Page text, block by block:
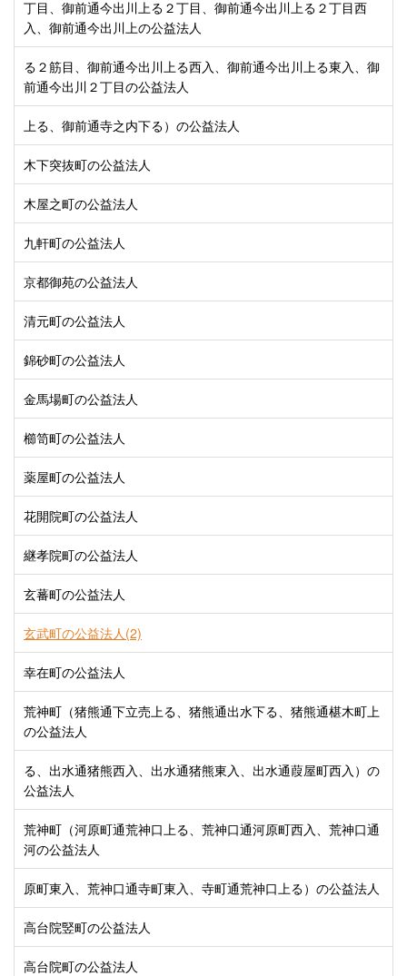
丁目、御前通今出川上る２丁目、御前通今出川上る２丁目西
入、御前通今出川上の公益法人
る２筋目、御前通今出川上る西入、御前通今出川上る東入、御
前通今出川２丁目の公益法人
上る、御前通寺之内下る）の公益法人
木下突抜町の公益法人
木屋之町の公益法人
九軒町の公益法人
京都御苑の公益法人
清元町の公益法人
錦砂町の公益法人
金馬場町の公益法人
櫛笥町の公益法人
薬屋町の公益法人
花開院町の公益法人
継孝院町の公益法人
玄蕃町の公益法人
玄武町の公益法人(2)
幸在町の公益法人
荒神町（猪熊通下立売上る、猪熊通出水下る、猪熊通椹木町上
の公益法人
る、出水通猪熊西入、出水通猪熊東入、出水通葭屋町西入）の
公益法人
荒神町（河原町通荒神口上る、荒神口通河原町西入、荒神口通
河の公益法人
原町東入、荒神口通寺町東入、寺町通荒神口上る）の公益法人
高台院竪町の公益法人
高台院町の公益法人